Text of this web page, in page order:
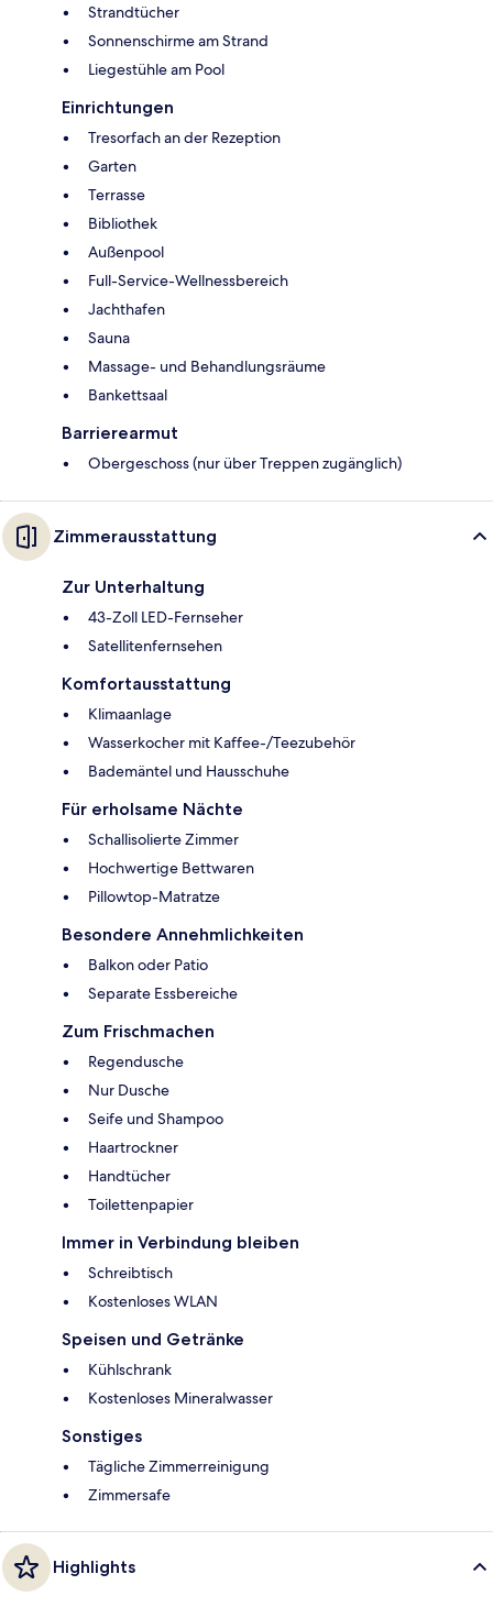
Strandtücher
Sonnenschirme am Strand
Liegestühle am Pool
Einrichtungen
Tresorfach an der Rezeption
Garten
Terrasse
Bibliothek
Außenpool
Full-Service-Wellnessbereich
Jachthafen
Sauna
Massage- und Behandlungsräume
Bankettsaal
Barrierearmut
Obergeschoss (nur über Treppen zugänglich)
Zimmerausstattung
Zur Unterhaltung
43-Zoll LED-Fernseher
Satellitenfernsehen
Komfortausstattung
Klimaanlage
Wasserkocher mit Kaffee-/Teezubehör
Bademäntel und Hausschuhe
Für erholsame Nächte
Schallisolierte Zimmer
Hochwertige Bettwaren
Pillowtop-Matratze
Besondere Annehmlichkeiten
Balkon oder Patio
Separate Essbereiche
Zum Frischmachen
Regendusche
Nur Dusche
Seife und Shampoo
Haartrockner
Handtücher
Toilettenpapier
Immer in Verbindung bleiben
Schreibtisch
Kostenloses WLAN
Speisen und Getränke
Kühlschrank
Kostenloses Mineralwasser
Sonstiges
Tägliche Zimmerreinigung
Zimmersafe
Highlights